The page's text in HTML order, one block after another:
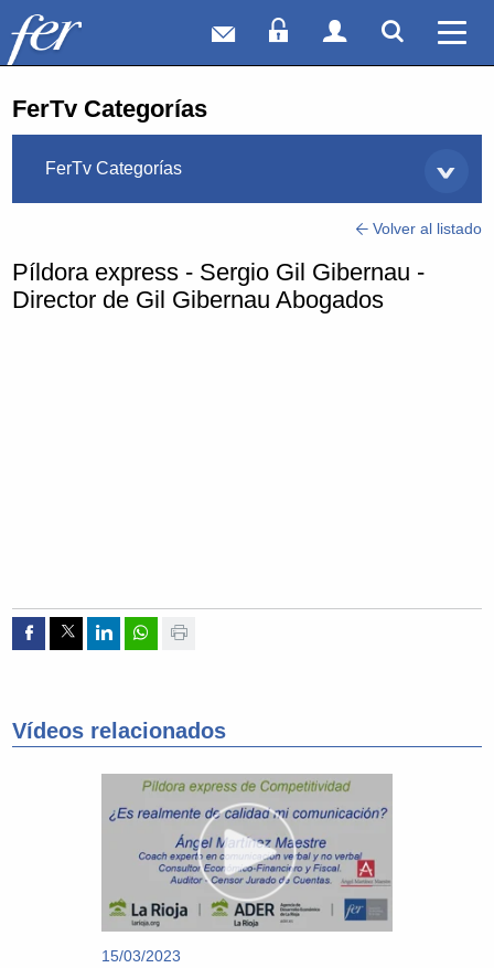
Correo webAcceso Socios
Acceso
FerTv Categorías
FerTv Categorías
Volver al listado
Píldora express - Sergio Gil Gibernau -
Director de Gil Gibernau Abogados
Compartir por Facebook
Compartir por Twitter
Compartir por Linkedin
Compartir por whatsapp
Imprimir
Vídeos relacionados
15/03/2023